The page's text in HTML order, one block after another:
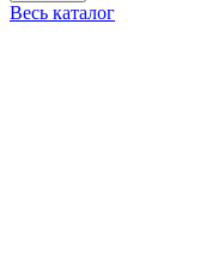
Весь каталог